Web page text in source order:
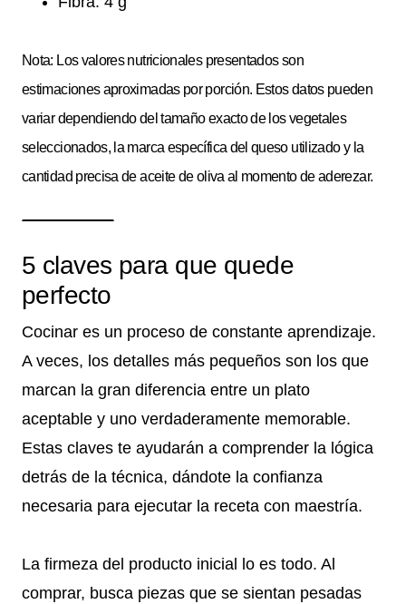
Nota: Los valores nutricionales presentados son
estimaciones aproximadas por porción. Estos datos pueden
variar dependiendo del tamaño exacto de los vegetales
seleccionados, la marca específica del queso utilizado y la
cantidad precisa de aceite de oliva al momento de aderezar.
5 claves para que quede
perfecto
Cocinar es un proceso de constante aprendizaje.
A veces, los detalles más pequeños son los que
marcan la gran diferencia entre un plato
aceptable y uno verdaderamente memorable.
Estas claves te ayudarán a comprender la lógica
detrás de la técnica, dándote la confianza
necesaria para ejecutar la receta con maestría.
La firmeza del producto inicial lo es todo. Al
comprar, busca piezas que se sientan pesadas